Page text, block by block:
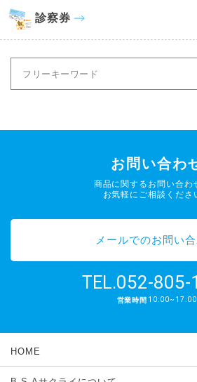
診察券
お問い合わ
商品に関するお問い合わ
お気軽にご相談くださ
メールでのお問い
TEL.052-805-
営業時間 10:00~17:00
HOME